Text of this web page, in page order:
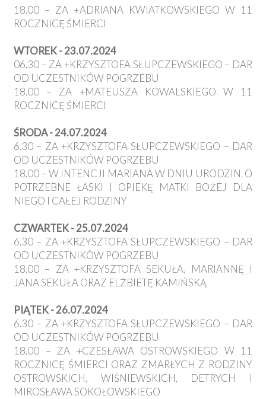
18.00 – ZA +ADRIANA KWIATKOWSKIEGO W 11
ROCZNICĘ ŚMIERCI
WTOREK - 23.07.2024
06.30 – ZA +KRZYSZTOFA SŁUPCZEWSKIEGO – DAR
OD UCZESTNIKÓW POGRZEBU
18.00 – ZA +MATEUSZA KOWALSKIEGO W 11
ROCZNICĘ ŚMIERCI
ŚRODA - 24.07.2024
6.30 – ZA +KRZYSZTOFA SŁUPCZEWSKIEGO – DAR
OD UCZESTNIKÓW POGRZEBU
18.00 – W INTENCJI MARIANA W DNIU URODZIN, O
POTRZEBNE ŁASKI I OPIEKĘ MATKI BOŻEJ DLA
NIEGO I CAŁEJ RODZINY
CZWARTEK - 25.07.2024
6.30 – ZA +KRZYSZTOFA SŁUPCZEWSKIEGO – DAR
OD UCZESTNIKÓW POGRZEBU
18.00 – ZA +KRZYSZTOFA SEKUŁA, MARIANNĘ I
JANA SEKUŁA ORAZ ELŻBIETĘ KAMIŃSKĄ
PIĄTEK - 26.07.2024
6.30 – ZA +KRZYSZTOFA SŁUPCZEWSKIEGO – DAR
OD UCZESTNIKÓW POGRZEBU
18.00 – ZA +CZESŁAWA OSTROWSKIEGO W 11
ROCZNICĘ ŚMIERCI ORAZ ZMARŁYCH Z RODZINY
OSTROWSKICH, WIŚNIEWSKICH, DETRYCH I
MIROSŁAWA SOKOŁOWSKIEGO